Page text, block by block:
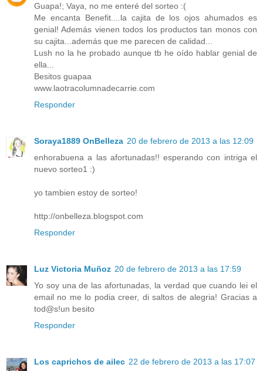
Guapa!; Vaya, no me enteré del sorteo :(
Me encanta Benefit....la cajita de los ojos ahumados es
genial! Además vienen todos los productos tan monos con
su cajita...además que me parecen de calidad...
Lush no la he probado aunque tb he oído hablar genial de
ella...
Besitos guapaa
www.laotracolumnadecarrie.com
Responder
Soraya1889 OnBelleza 20 de febrero de 2013 a las 12:09
enhorabuena a las afortunadas!! esperando con intriga el
nuevo sorteo1 :)
yo tambien estoy de sorteo!
http://onbelleza.blogspot.com
Responder
Luz Victoria Muñoz 20 de febrero de 2013 a las 17:59
Yo soy una de las afortunadas, la verdad que cuando lei el
email no me lo podia creer, di saltos de alegria! Gracias a
tod@s!un besito
Responder
Los caprichos de ailec 22 de febrero de 2013 a las 17:07